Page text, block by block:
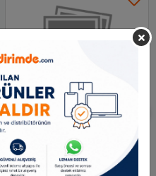
Lyra Aqua Brush Duo
Askılı Paket 36lı
L6521360
5,571.22 TL